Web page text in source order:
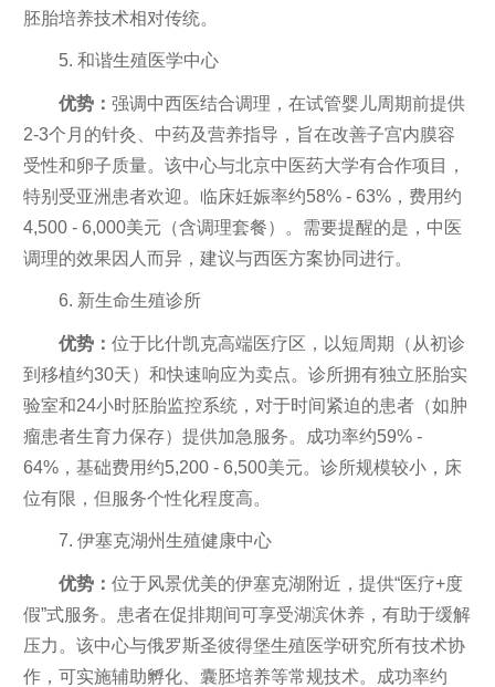
胚胎培养技术相对传统。
5. 和谐生殖医学中心
优势： 强调中西医结合调理，在试管婴儿周期前提供
2-3个月的针灸、中药及营养指导，旨在改善子宫内膜容
受性和卵子质量。该中心与北京中医药大学有合作项目，
特别受亚洲患者欢迎。临床妊娠率约58% - 63%，费用约
4,500 - 6,000美元（含调理套餐）。需要提醒的是，中医
调理的效果因人而异，建议与西医方案协同进行。
6. 新生命生殖诊所
优势： 位于比什凯克高端医疗区，以短周期（从初诊
到移植约30天）和快速响应为卖点。诊所拥有独立胚胎实
验室和24小时胚胎监控系统，对于时间紧迫的患者（如肿
瘤患者生育力保存）提供加急服务。成功率约59% -
64%，基础费用约5,200 - 6,500美元。诊所规模较小，床
位有限，但服务个性化程度高。
7. 伊塞克湖州生殖健康中心
优势： 位于风景优美的伊塞克湖附近，提供“医疗+度
假”式服务。患者在促排期间可享受湖滨休养，有助于缓解
压力。该中心与俄罗斯圣彼得堡生殖医学研究所有技术协
作，可实施辅助孵化、囊胚培养等常规技术。成功率约